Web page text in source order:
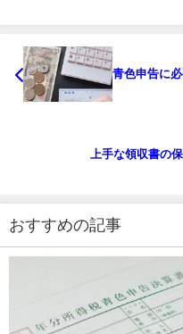
青色申告に
上手な領収書の
おすすめの記事